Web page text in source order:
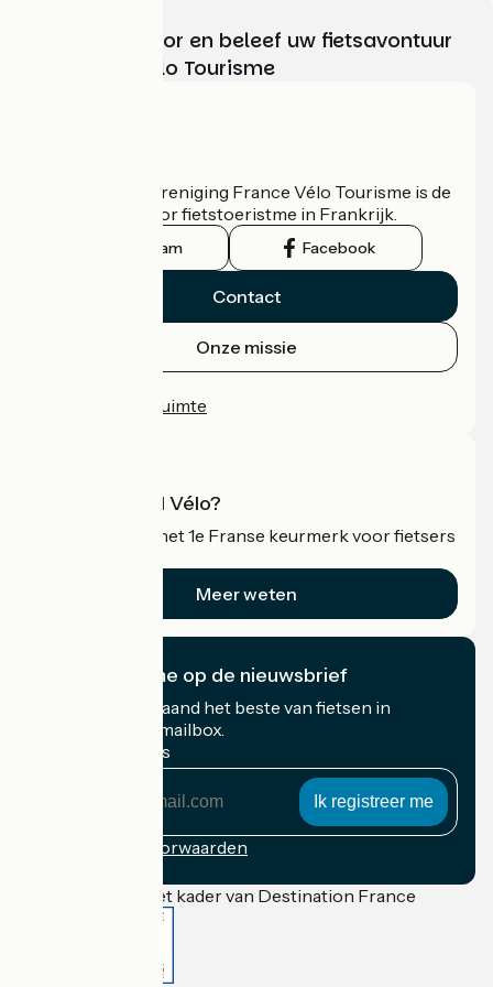
Kies, bereid voor en beleef uw fietsavontuur
met France Vélo Tourisme
De nationale vereniging France Vélo Tourisme is de
officiële gids voor fietstoeristme in Frankrijk.
Instagram Facebook
Contact
Onze missie
Professionele ruimte
Wat is Accueil Vélo?
Accueil Vélo is het 1e Franse keurmerk voor fietsers
Meer weten
Ik abonneer me op de nieuwsbrief
Ontvang elke maand het beste van fietsen in
Frankrijk in uw mailbox.
Mijn e-mailadres
Inschrijvingsvoorwaarden
Gefinancierd in het kader van Destination France